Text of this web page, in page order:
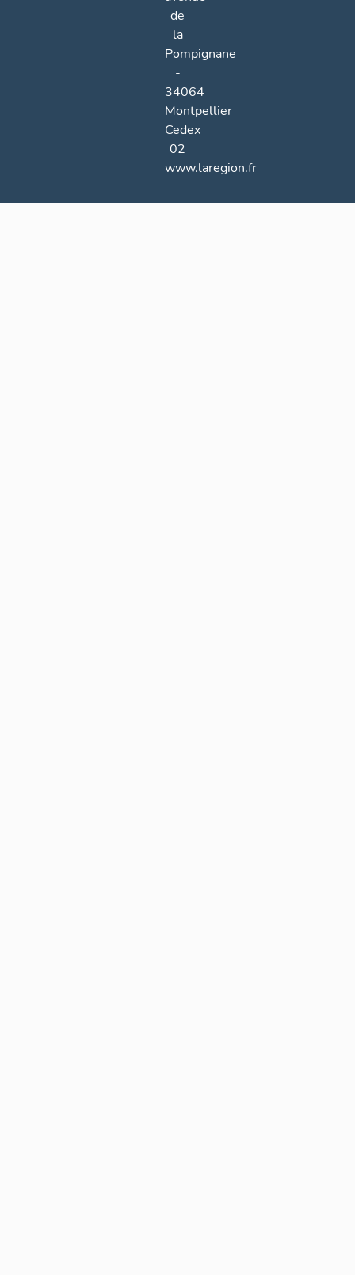
de
la
Pompignane
-
34064
Montpellier
Cedex
02
www.laregion.fr